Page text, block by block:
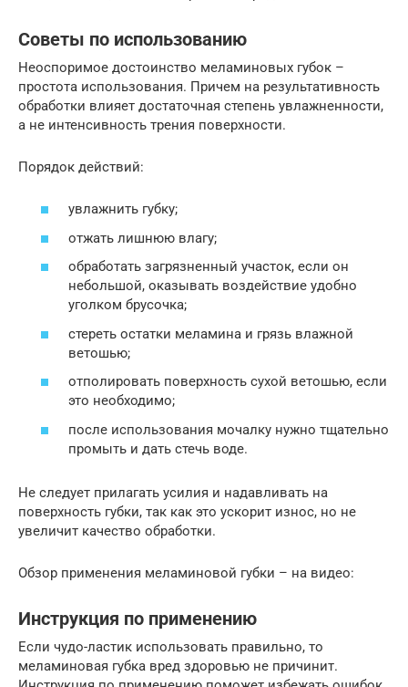
Советы по использованию
Неоспоримое достоинство меламиновых губок –
простота использования. Причем на результативность
обработки влияет достаточная степень увлажненности,
а не интенсивность трения поверхности.
Порядок действий:
увлажнить губку;
отжать лишнюю влагу;
обработать загрязненный участок, если он
небольшой, оказывать воздействие удобно
уголком брусочка;
стереть остатки меламина и грязь влажной
ветошью;
отполировать поверхность сухой ветошью, если
это необходимо;
после использования мочалку нужно тщательно
промыть и дать стечь воде.
Не следует прилагать усилия и надавливать на
поверхность губки, так как это ускорит износ, но не
увеличит качество обработки.
Обзор применения меламиновой губки – на видео:
Инструкция по применению
Если чудо-ластик использовать правильно, то
меламиновая губка вред здоровью не причинит.